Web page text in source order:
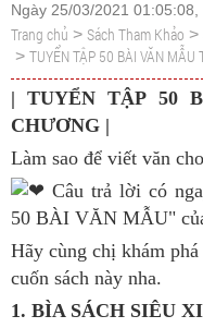
Ngày 25/03/2021
Trang chủ > Sách Tham Khảo >
> TUYỂN TẬP 50 BÀI VĂN MẪU
| TUYỂN TẬP 50
CHƯƠNG |
Làm sao để viết văn
Câu trả lời có
50 BÀI VĂN MẪU"
Hãy cùng chị khám
cuốn sách này nha.
1. BÌA SÁCH SIÊU